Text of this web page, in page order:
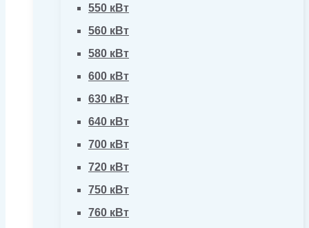
550 кВт
560 кВт
580 кВт
600 кВт
630 кВт
640 кВт
700 кВт
720 кВт
750 кВт
760 кВт